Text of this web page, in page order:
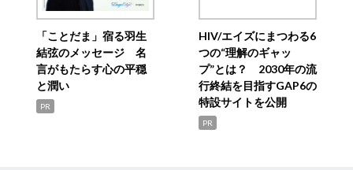
「ことだま」宿る羽生
結弦のメッセージ 名
言がもたらす心の平穏
と潤い
PR
HIV/エイズにまつわる6
つの“理解のギャッ
プ”とは？ 2030年の流
行終結を目指すGAP6の
特設サイトを公開
PR